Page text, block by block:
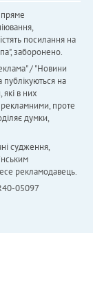
пряме
посилання на
заборонено.
/ "Новини
на
в них
проте
думки,
судження,
рекламодавець.
05097